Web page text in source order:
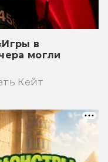
в
могли
Кейт